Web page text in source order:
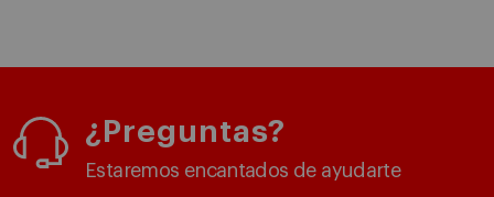
¿Preguntas?
Estaremos encantados de ayudarte